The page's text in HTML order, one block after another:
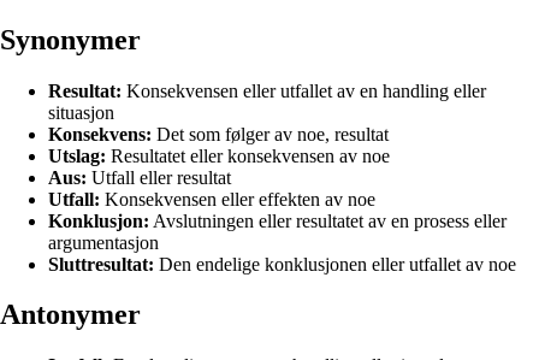
Synonymer
Resultat: Konsekvensen eller utfallet av en handling eller
situasjon
Konsekvens: Det som følger av noe, resultat
Utslag: Resultatet eller konsekvensen av noe
Aus: Utfall eller resultat
Utfall: Konsekvensen eller effekten av noe
Konklusjon: Avslutningen eller resultatet av en prosess eller
argumentasjon
Sluttresultat: Den endelige konklusjonen eller utfallet av noe
Antonymer